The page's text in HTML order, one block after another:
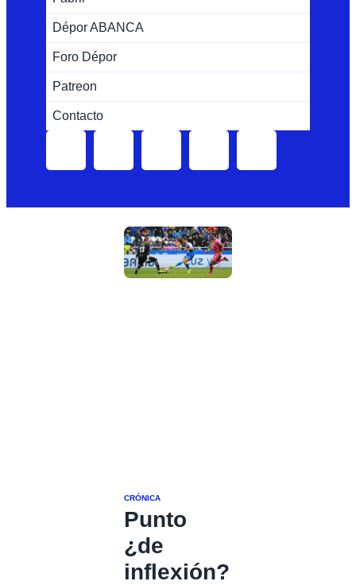
Dépor ABANCA
Foro Dépor
Patreon
Contacto
CRÓNICA
Punto
¿de
inflexión?